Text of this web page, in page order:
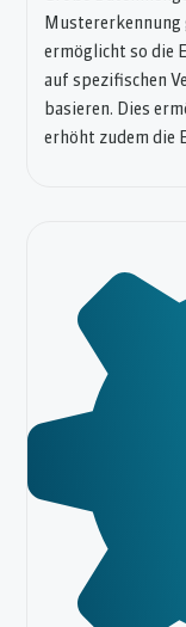
Mustererkennung
ermöglicht so die
auf spezifischen
basieren. Dies
erhöht zudem